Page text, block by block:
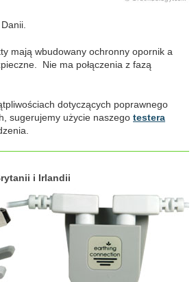
mają wbudowany ochronny opornik a
Nie ma połączenia z fazą
dotyczących poprawnego
sugerujemy użycie naszego testera
i Irlandii